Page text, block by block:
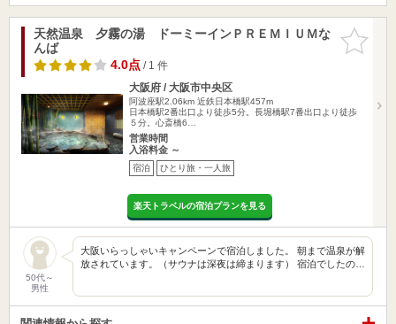
お気に入
りに追加
天然温泉 夕霧の湯 ドーミーインＰＲＥＭＩＵＭな
んば
4.0点/ 1 件
大阪府 / 大阪市中央区
阿波座駅2.06km 近鉄日本橋駅457m
日本橋駅2番出口より徒歩5分。長堀橋駅7番出口より徒歩
５分。心斎橋6…
営業時間
入浴料金 ～
宿泊 ひとり旅・一人旅
楽天トラベルの宿泊プランを見る
50代～
男性
大阪いらっしゃいキャンペーンで宿泊しました。 朝まで温泉が解
放されています。（サウナは深夜は締まります） 宿泊でしたの…